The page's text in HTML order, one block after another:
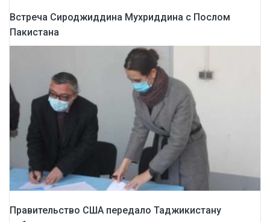
Встреча Сироджиддина Мухриддина с Послом
Пакистана
Правительство США передало Таджикистану